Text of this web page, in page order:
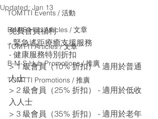
TOMTTI Events / 活動
B-M-S Hub Articles / 文章
TOMTTI Articles / 文章
B-M-S Hub Promotions / 推廣
TOMTTI Promotions / 推廣
Updated: Jan 13
免費會員福利
- 緊急遙距療癒支援服務
- 健康服務特別折扣
​> 1 級會員（10% 折扣） - 適用於普通
人士
> 2 級會員（25% 折扣） - 適用於低收
入人士
> 3 級會員（35% 折扣） - 適用於老年